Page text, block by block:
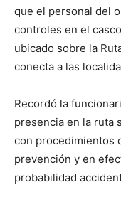
que el personal del
controles en el
ubicado sobre la
conecta a las
Recordó la
presencia en la ruta
con procedimientos
prevención y en
probabilidad